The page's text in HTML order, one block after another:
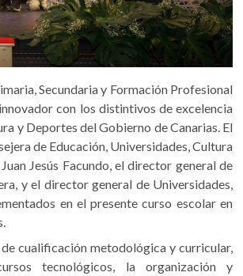
Secundaria y Formación Profesional
con los distintivos de excelencia
y Deportes del Gobierno de Canarias. El
de Educación, Universidades, Cultura
Jesús Facundo, el director general de
y el director general de Universidades,
en el presente curso escolar en
cualificación metodológica y curricular,
tecnológicos, la organización y